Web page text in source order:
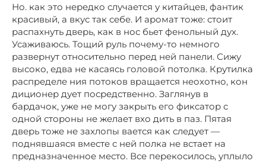
Но. как это нередко случается у китайцев, фантик
красивый, а вкус так себе. И аромат тоже: стоит
распахнуть дверь, как в нос бьет фенольный дух.
Усаживаюсь. Тощий руль почему-то немного
развернут относительно перед ней панели. Сижу
высоко, едва не касаясь головой потолка. Крутилка
распределе ния потоков вращается неохотно, кон
диционер дует посредственно. Заглянув в
бардачок, уже не могу закрыть его фиксатор с
одной стороны не желает вхо дить в паз. Пятая
дверь тоже не захлопы вается как следует —
поднявшаяся вместе с ней полка не встает на
предназначенное место. Все перекосилось, уплыло